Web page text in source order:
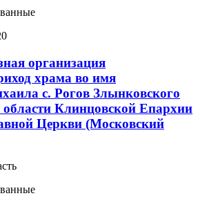
организация
храма во имя
с. Рогов Злынковского
Клинцовской Епархии
Церкви (Московский